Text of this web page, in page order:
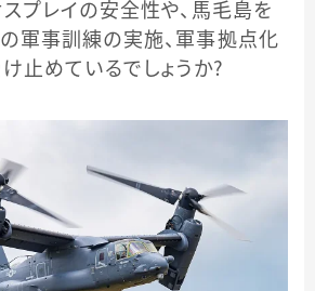
スプレイの安全性や、馬毛島を
軍事訓練の実施、軍事拠点化
止めているでしょうか？